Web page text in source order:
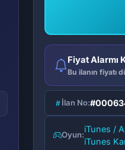
Fiyat Alarmı
Bu ilanın fiyatı
İlan No:
Oyun:
iTunes /
iTunes